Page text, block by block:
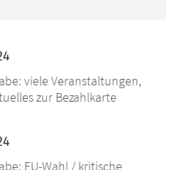
viele Veranstaltungen,
zur Bezahlkarte
EU-Wahl / kritische